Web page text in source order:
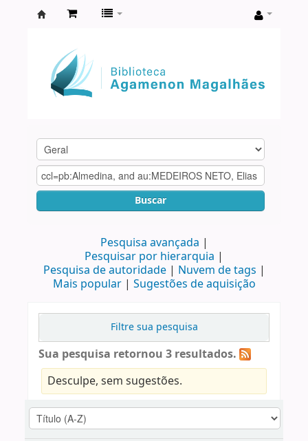
Agamenon
Magalhães
Buscar
Pesquisa avançada
Pesquisar por hierarquia
Pesquisa de autoridade
Nuvem de tags
Mais popular
Sugestões de aquisição
Filtre sua pesquisa
Sua pesquisa retornou 3 resultados.
Desculpe, sem sugestões.